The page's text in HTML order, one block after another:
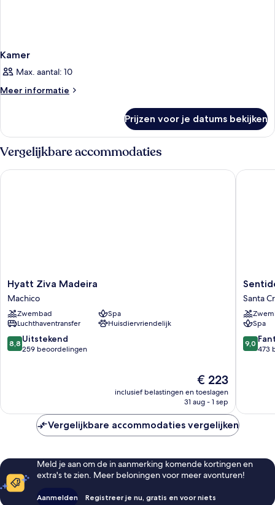
Kamer
Max. aantal: 10
Meer informatie
Meer
Prijzen voor je datums bekijken
Vergelijkbare accommodaties
Hyatt
Ziva
Madeira
Machico
Hyatt Ziva Madeira
Machico
Zwembad
Spa
Luchthaventransfer
Huisdiervriendelijk
8.8
van
8,8 Uitstekend
259 beoordelingen
De
prijs
is
€ 223
inclusief belastingen en toeslagen
31 aug - 1 sep
Hyatt Ziva Madeira
Sentido
Galosol
Santa
Cruz
Santa
Spa
9.0
van
9,0
473
Sentido
Vergelijkbare accommodaties vergelijken
Meld je aan om de in aanmerking komende kortingen en
extra's te zien. Meer beloningen voor meer avonturen!
Aanmelden Registreer je nu, gratis en voor niets